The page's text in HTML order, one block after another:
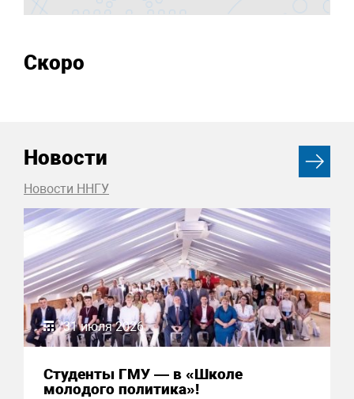
Скоро
Новости
Новости ННГУ
31 июля 2026
Студенты ГМУ — в «Школе
молодого политика»!